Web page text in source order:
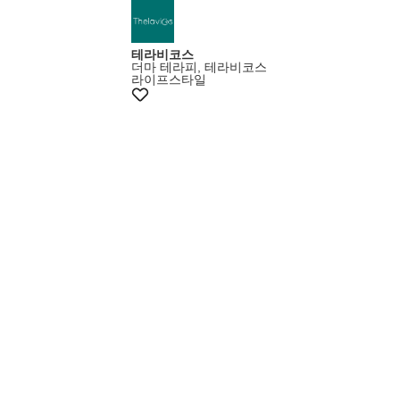
테라비코스
더마 테라피, 테라비코스
라이프스타일